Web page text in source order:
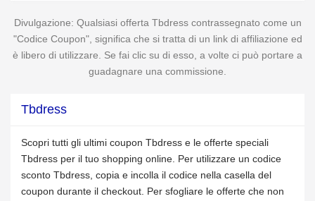
Divulgazione: Qualsiasi offerta Tbdress contrassegnato come un
"Codice Coupon", significa che si tratta di un link di affiliazione ed
è libero di utilizzare. Se fai clic su di esso, a volte ci può portare a
guadagnare una commissione.
Tbdress
Scopri tutti gli ultimi coupon Tbdress e le offerte speciali
Tbdress per il tuo shopping online. Per utilizzare un codice
sconto Tbdress, copia e incolla il codice nella casella del
coupon durante il checkout. Per sfogliare le offerte che non